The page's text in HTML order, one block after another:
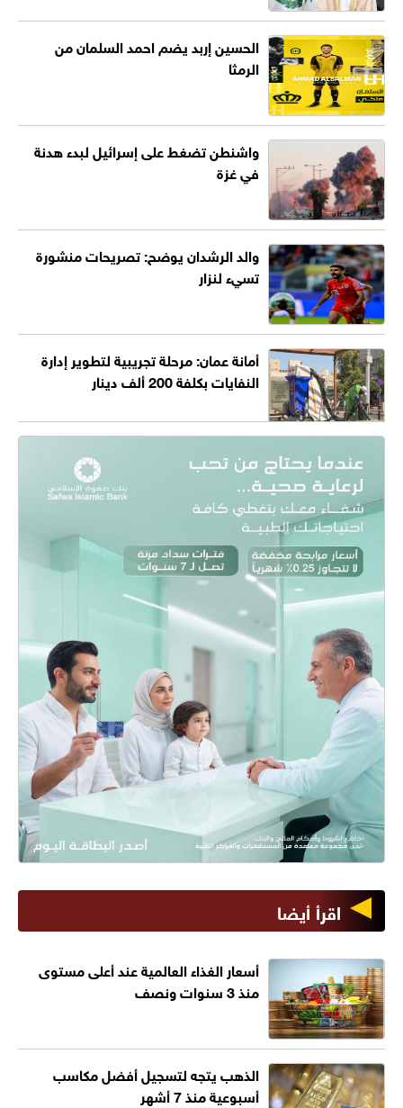
الحسين إربد يضم احمد السلمان من
الرمثا
واشنطن تضغط على إسرائيل لبدء هدنة
في غزة
والد الرشدان يوضح: تصريحات منشورة
تسيء لنزار
أمانة عمان: مرحلة تجريبية لتطوير إدارة
النفايات بكلفة 200 ألف دينار
اقرأ أيضا
أسعار الغذاء العالمية عند أعلى مستوى
منذ 3 سنوات ونصف
الذهب يتجه لتسجيل أفضل مكاسب
أسبوعية منذ 7 أشهر